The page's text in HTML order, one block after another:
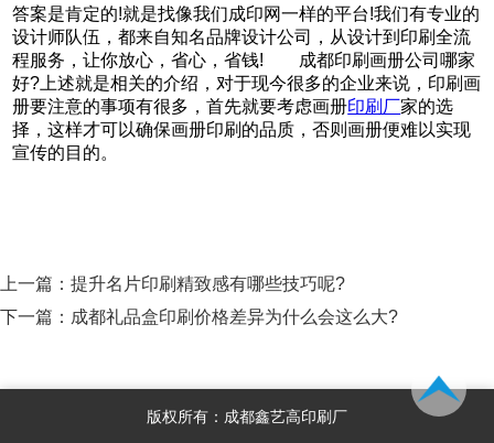
答案是肯定的!就是找像我们成印网一样的平台!我们有专业的
设计师队伍，都来自知名品牌设计公司，从设计到印刷全流
程服务，让你放心，省心，省钱! 成都印刷画册公司哪家
好?上述就是相关的介绍，对于现今很多的企业来说，印刷画
册要注意的事项有很多，首先就要考虑画册印刷厂家的选
择，这样才可以确保画册印刷的品质，否则画册便难以实现
宣传的目的。
上一篇： 提升名片印刷精致感有哪些技巧呢?
下一篇： 成都礼品盒印刷价格差异为什么会这么大?
版权所有：成都鑫艺高印刷厂